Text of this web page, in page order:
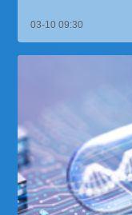
03-10 09:30